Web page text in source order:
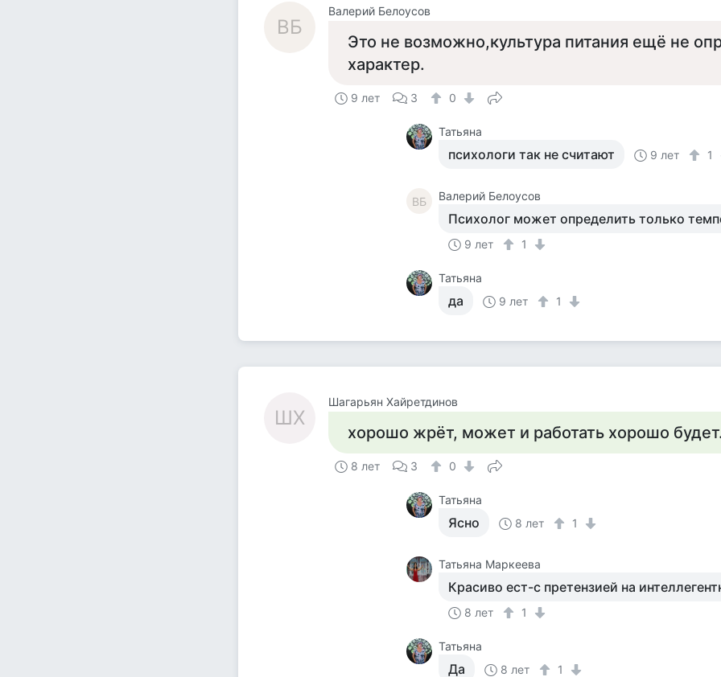
ВБ
Валерий Белоусов
Это не возможно,культура питания ещё не
характер.
9 лет 3 0
Татьяна
психологи так не считают 9 лет 1
ВБ Валерий Белоусов
Психолог может определить только
9 лет 1
Татьяна
да 9 лет 1
ШХ
Шагарьян Хайретдинов
хорошо жрёт, может и работать хорошо
8 лет 3 0
Татьяна
Ясно 8 лет 1
Татьяна Маркеева
Красиво ест-с претензией на
8 лет 1
Татьяна
Да 8 лет 1